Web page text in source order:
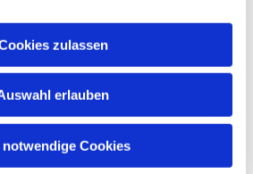
zulassen
erlauben
notwendige Cookies